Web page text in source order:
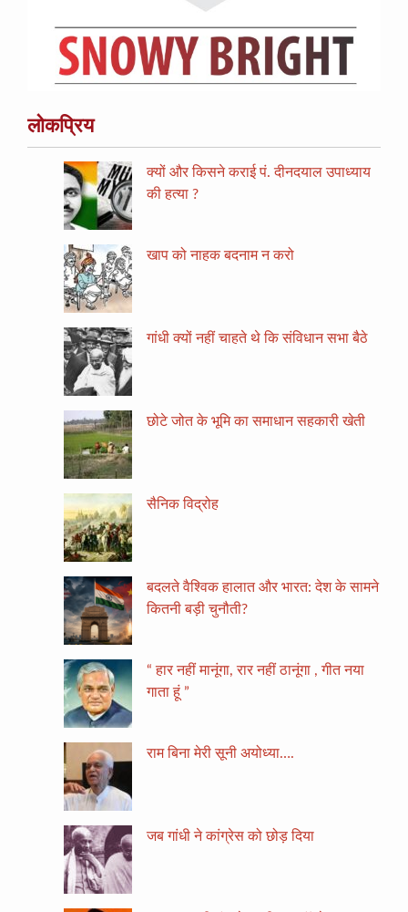
लोकप्रिय
क्यों और किसने कराई पं. दीनदयाल उपाध्याय
की हत्या ?
खाप को नाहक बदनाम न करो
गांधी क्यों नहीं चाहते थे कि संविधान सभा बैठे
छोटे जोत के भूमि का समाधान सहकारी खेती
सैनिक विद्रोह
बदलते वैश्विक हालात और भारत: देश के सामने
कितनी बड़ी चुनौती?
“ हार नहीं मानूंगा, रार नहीं ठानूंगा , गीत नया
गाता हूं ”
राम बिना मेरी सूनी अयोध्या….
जब गांधी ने कांग्रेस को छोड़ दिया